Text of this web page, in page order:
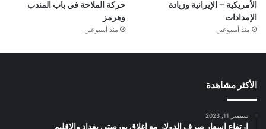
الأمريكية – الإيرانية وزيادة
الإمدادات
منذ أسبوعين
حركة الملاحة في باب المندب
وهرمز
منذ أسبوعين
الأكثر مشاهدة
سبتمبر 11, 2023
ارتفاع اسعار صرف الدولار مع إغلاق بورصتي بغداد والإقليم